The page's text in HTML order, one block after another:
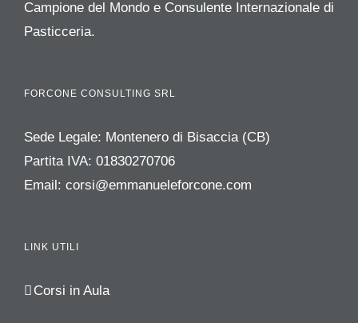
Campione del Mondo e Consulente Internazionale di
Pasticceria.
FORCONE CONSULTING SRL
Sede Legale: Montenero di Bisaccia (CB)
Partita IVA: 01830270706
Email: corsi@emmanueleforcone.com
LINK UTILI
Corsi in Aula